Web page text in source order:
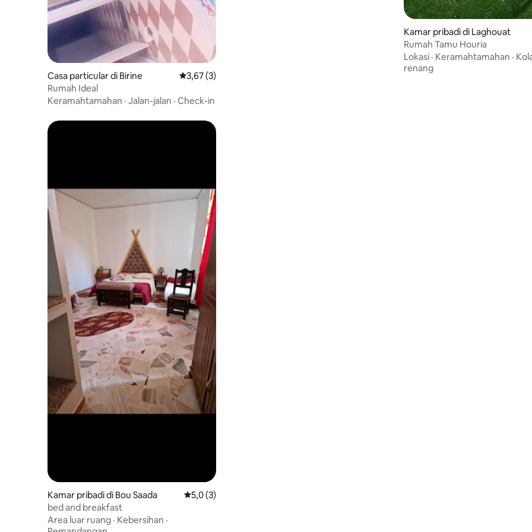
Casa particular di Birine Nilai rata-rata 3,67 dari 5, 3 ulasan
3,67 (3)
Rumah Ideal
Keramahtamahan · Jalan-jalan · Check-in
Kamar pribadi di Laghouat
Rumah Tamu Houria
Lokasi · Keramahtamahan ·
renang
Kamar pribadi di Bou Saada Nilai rata-rata 5,0 dari 5, 3 ulasan
5,0 (3)
bed and breakfast
Area luar ruang · Kebersihan ·